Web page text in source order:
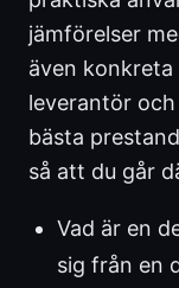
jämförelser
även
leverantör
bästa
så att du går
Vad är en
sig från en